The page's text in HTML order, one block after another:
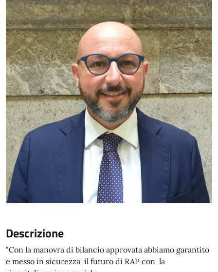
Descrizione
"Con la manovra di bilancio approvata abbiamo garantito
e messo in sicurezza il futuro di RAP con la